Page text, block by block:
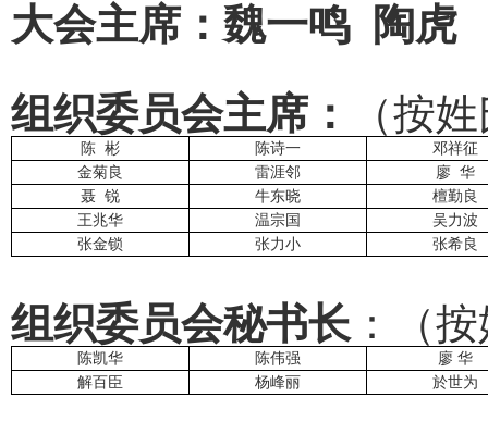
大会主席： 魏一鸣
陶虎
组织委员会主席：
（按
陈 彬 陈诗一
邓祥征
金菊良
雷涯邻 廖 华
聂 锐 牛东晓
檀勤良
王兆华
温宗国
吴力波
张金锁
张力小 张希良
组织委员会秘书长 ：（
陈凯华 陈伟强 廖 华
解百臣
杨峰丽 於世为